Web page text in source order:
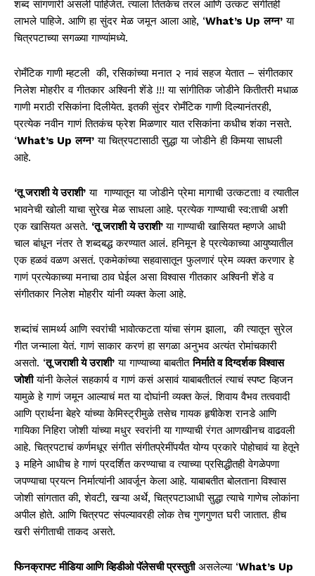
शब्द सांगणारी असली पाहिजेत. त्याला तितकेच तरल आणि उत्कट संगीतही
लाभले पाहिजे. आणि हा सुंदर मेळ जमून आला आहे, ‘What’s Up लग्न’ या
चित्रपटाच्या सगळ्या गाण्यांमध्ये.
रोमँटिक गाणी म्हटली की, रसिकांच्या मनात २ नावं सहज येतात – संगीतकार
निलेश मोहरीर व गीतकार अश्विनी शेंडे !!! या सांगीतिक जोडीने कितीतरी मधाळ
गाणी मराठी रसिकांना दिलीयेत. इतकी सुंदर रोमँटिक गाणी दिल्यानंतरही,
प्रत्येक नवीन गाणं तितकंच फ्रेश मिळणार यात रसिकांना कधीच शंका नसते.
‘What’s Up लग्न’ या चित्रपटासाठी सुद्धा या जोडीने ही किमया साधली
आहे.
‘तू जराशी ये उराशी’ या गाण्यातून या जोडीने प्रेमा मागाची उत्कटता! व त्यातील
भावनेची खोली याचा सुरेख मेळ साधला आहे. प्रत्येक गाण्याची स्व:ताची अशी
एक खासियत असते. ‘तू जराशी ये उराशी’या गाण्याची खासियत म्हणजे आधी
चाल बांधून नंतर ते शब्दबद्ध करण्यात आलं. हनिमून हे प्रत्येकाच्या आयुष्यातील
एक हळवं वळण असतं. एकमेकांच्या सहवासातून फुलणारं प्रेम व्यक्त करणार हे
गाणं प्रत्येकाच्या मनाचा ठाव घेईल असा विश्वास गीतकार अश्विनी शेंडे व
संगीतकार निलेश मोहरीर यांनी व्यक्त केला आहे.
शब्दांचं सामर्थ्य आणि स्वरांची भावोत्कटता यांचा संगम झाला, की त्यातून सुरेल
गीत जन्माला येतं. गाणं साकार करणं हा सगळा अनुभव अत्यंत रोमांचकारी
असतो. ‘तू जराशी ये उराशी’ या गाण्याच्या बाबतीतनिर्माते व दिग्दर्शक विश्वास
जोशीयांनी केलेलं सहकार्य व गाणं कसं असावं याबाबतीतलं त्याचं स्पष्ट व्हिजन
यामुळे हे गाणं जमून आल्याचं मत या दोघांनी व्यक्त केलं. शिवाय वैभव तत्ववादी
आणि प्रार्थना बेहरे यांच्या केमिस्ट्रीमुळे तसेच गायक हृषीकेश रानडे आणि
गायिका निहिरा जोशी यांच्या मधुर स्वरांनी या गाण्याची रंगत आणखीनच वाढवली
आहे. चित्रपटाचं कर्णमधूर संगीत संगीतप्रेमींपर्यंत योग्य प्रकारे पोहोचावं या हेतूने
३ महिने आधीच हे गाणं प्रदर्शित करण्याचा व त्याच्या प्रसिद्धीतही वेगळेपणा
जपण्याचा प्रयत्न निर्मात्यांनी आवर्जून केला आहे. याबाबतीत बोलताना विश्वास
जोशी सांगतात की, शेवटी, खऱ्या अर्थे, चित्रपटाआधी सुद्धा त्याचे गाणेच लोकांना
अपील होते. आणि चित्रपट संपल्यावरही लोक तेच गुणगुणत घरी जातात. हीच
खरी संगीताची ताकद असते.
फिनक्राफ्ट मीडिया आणि व्हिडीओ पॅलेसची प्रस्तुतीअसलेल्या ‘What’s Up